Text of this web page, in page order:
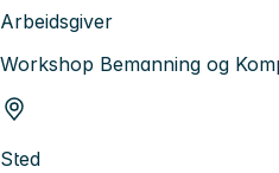
Arbeidsgiver
Workshop Bemanning og
Sted